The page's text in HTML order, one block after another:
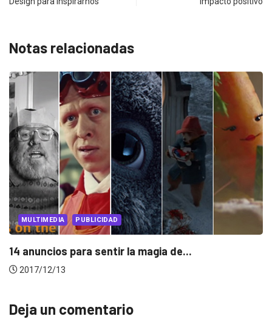
Notas relacionadas
MULTIMEDIA PUBLICIDAD
No necesitas ser Jedi para ser un...
2017/12/05
Deja un comentario